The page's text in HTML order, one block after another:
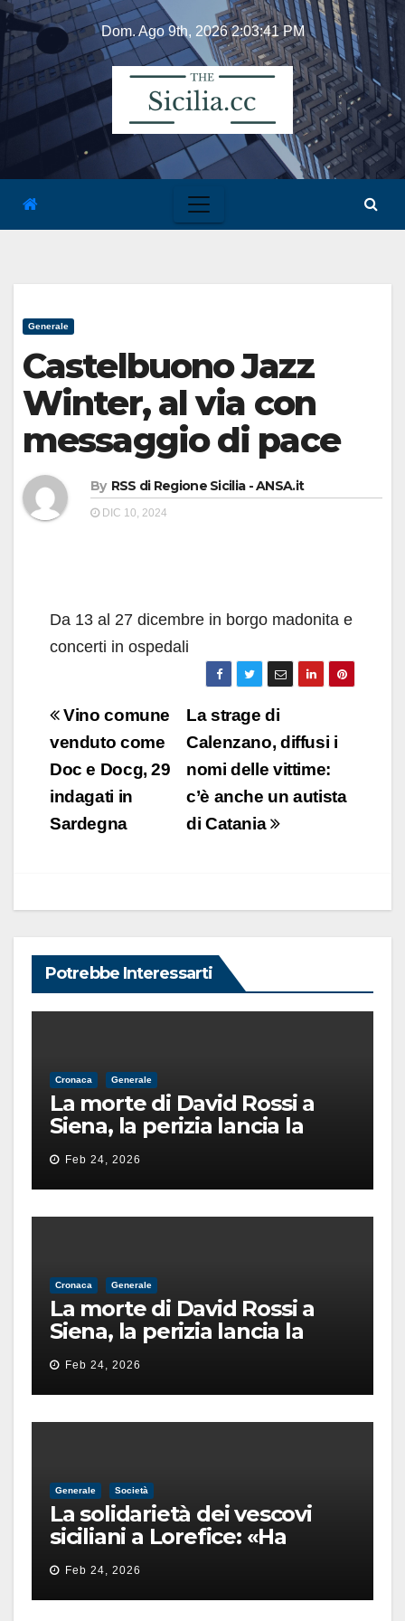
Skip
content
Dom. Ago 9th, 20262:03:42 PM
Generale
Castelbuono Jazz
Winter, al via con
messaggio di pace
By RSS di Regione Sicilia - ANSA.it
DIC 10, 2024
Da 13 al 27 dicembre in borgo madonita e
concerti in ospedali
Navigazione
articoli
La strage di
Calenzano, diffusi i
nomi delle vittime:
c’è anche un autista
di Catania
Vino comune
venduto come
Doc e Docg, 29
indagati in
Sardegna
Potrebbe Interessarti
Cronaca Generale
La morte di David Rossi a
Siena, la perizia lancia la
pista di un’intimidazione
finita male
Feb 24, 2026
Cronaca Generale
La morte di David Rossi a
Siena, la perizia lancia la
pista di un’intimidazione
finita male
Feb 24, 2026
Generale Società
La solidarietà dei vescovi
siciliani a Lorefice: «Ha
difeso il valore e la dignità
dell’umanità»
Feb 24, 2026